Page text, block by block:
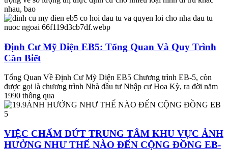
nhau, bao
Định Cư Mỹ Diện EB5: Tổng Quan Và Quy Trình
Cần Biết
Tổng Quan Về Định Cư Mỹ Diện EB5 Chương trình EB-5, còn
được gọi là chương trình Nhà đầu tư Nhập cư Hoa Kỳ, ra đời năm
1990 thông qua
VIỆC CHẤM DỨT TRUNG TÂM KHU VỰC ẢNH
HƯỞNG NHƯ THẾ NÀO ĐẾN CỘNG ĐỒNG EB-